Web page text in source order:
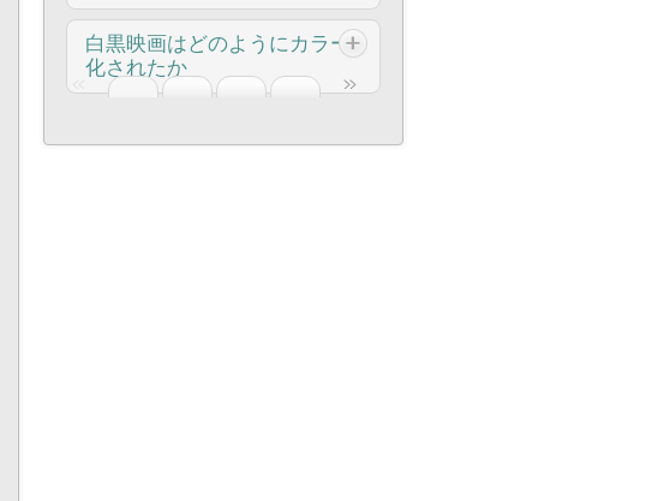
お楽しみいただけます。 さらに詳しく読
み進めて、VSDC...
に、巨大な透かしが作品を台無しにしてい
るのを発見しました。その週のエンゲージ
メントは40％も下落しました。 その時、
でも本当に透かしなしの出力が可能、『試
フェクトソフトウェアのガイドを紹介しま
す。高度なコンポジティングツール、強力
な3Dアニメーション機能、使いやすいイ
ズや好みに最も適したソフトウェアを見つ
VSDC 9.2が登場し、画期的な機能を提供
します。たとえば、新しいAIによるセグメ
ンテーションツールは、正確なオブジェク
白黒映画はどのようにカラー
化されたか
ラー化されたらどのように見えるのか、気